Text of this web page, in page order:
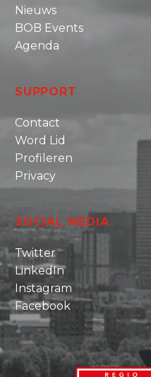
Nieuws
BOB Events
Agenda
SUPPORT
Contact
Word Lid
Profileren
Privacy
SOCIAL MEDIA
Twitter
LinkedIn
Instagram
Facebook